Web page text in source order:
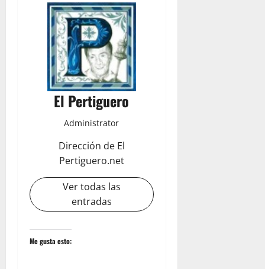
El Pertiguero
Administrator
Dirección de El
Pertiguero.net
Ver todas las
entradas
Me gusta esto: